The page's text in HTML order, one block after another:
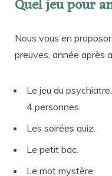
Quel jeu pour
Nous vous en
preuves, année après
Le jeu du
4 personnes.
Les soirées quiz.
Le petit bac.
Le mot mystère.